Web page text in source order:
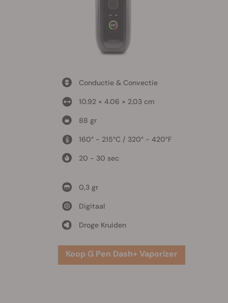
Conductie & Convectie
10.92 × 4.06 × 2.03 cm
88 gr
160° - 215°C / 320° - 420°F
20 - 30 sec
0,3 gr
Digitaal
Droge Kruiden
Koop G Pen Dash+ Vaporizer